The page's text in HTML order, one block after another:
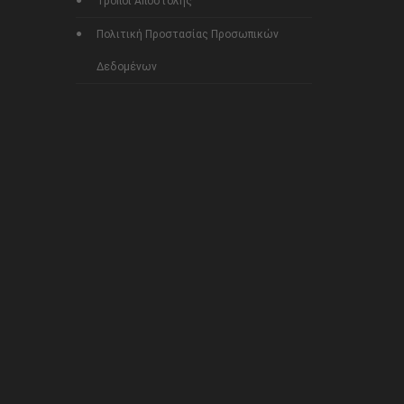
Πολιτική Προστασίας Προσωπικών
Δεδομένων